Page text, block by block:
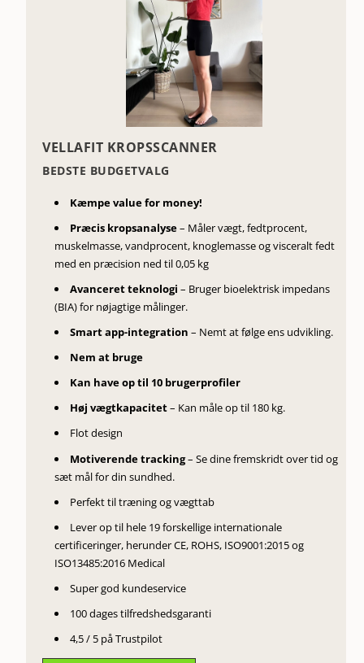
VELLAFIT KROPSSCANNER
BEDSTE BUDGETVALG
Kæmpe value for money!
Præcis kropsanalyse– Måler vægt, fedtprocent,
muskelmasse, vandprocent, knoglemasse og visceralt fedt
med en præcision ned til 0,05 kg
Avanceret teknologi – Bruger bioelektrisk impedans
(BIA) for nøjagtige målinger.
Smart app-integration – Nemt at følge ens udvikling.
Nem at bruge
Kan have op til 10 brugerprofiler
Høj vægtkapacitet– Kan måle op til 180 kg.
Flot design
Motiverende tracking– Se dine fremskridt over tid og
sæt mål for din sundhed.
Perfekt til træning og vægttab
Lever op til hele 19 forskellige internationale
certificeringer, herunder CE, ROHS, ISO9001:2015 og
ISO13485:2016 Medical
Super god kundeservice
100 dages tilfredshedsgaranti
4,5 / 5 på Trustpilot